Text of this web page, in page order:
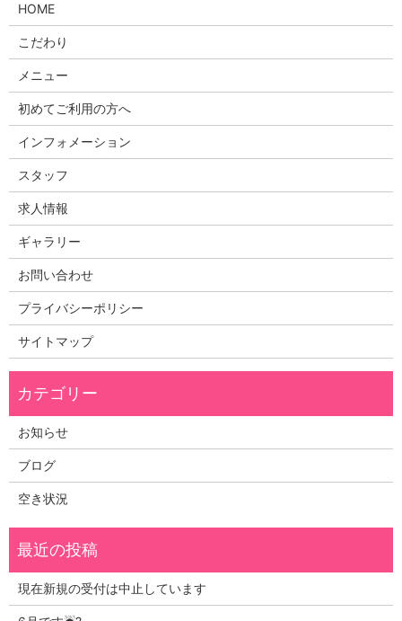
HOME
こだわり
メニュー
初めてご利用の方へ
インフォメーション
スタッフ
求人情報
ギャラリー
お問い合わせ
プライバシーポリシー
サイトマップ
お知らせ
ブログ
空き状況
現在新規の受付は中止しています